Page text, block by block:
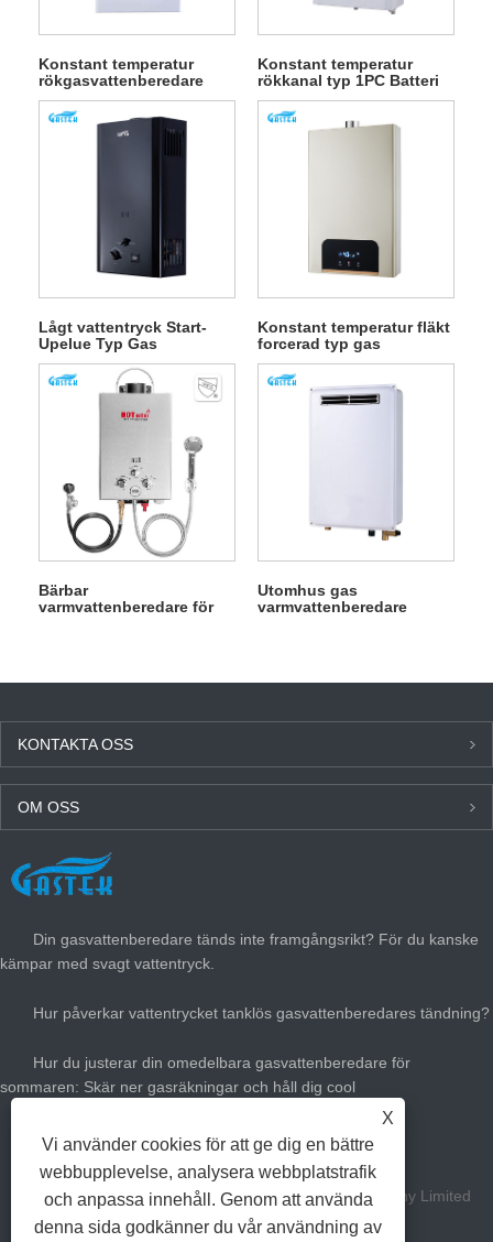
Konstant temperatur
rökgasvattenberedare
som drivs av el
Konstant temperatur
rökkanal typ 1PC Batteri
gas varmvattenberedare
Lågt vattentryck Start-
Upelue Typ Gas
varmvattenberedare
Konstant temperatur fläkt
forcerad typ gas
varmvattenberedare
Bärbar
varmvattenberedare för
Utomhus gas
varmvattenberedare
KONTAKTA OSS
OM OSS
SENASTE NYTT
Din gasvattenberedare tänds inte framgångsrikt? För du kanske
kämpar med svagt vattentryck.
Hur påverkar vattentrycket tanklös gasvattenberedares tändning?
Hur du justerar din omedelbara gasvattenberedare för
sommaren: Skär ner gasräkningar och håll dig cool
Hur stor gasvärmare värme behöver du?
Copyright Zhongshan Gastek Home Appliance Company Limited
alla rättigheter reserverade.
X
Vi använder cookies för att ge dig en bättre
webbupplevelse, analysera webbplatstrafik
och anpassa innehåll. Genom att använda
denna sida godkänner du vår användning av